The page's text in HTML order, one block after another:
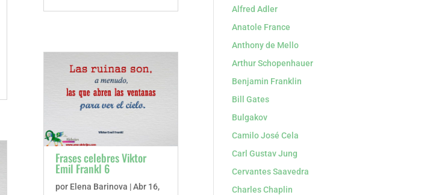
Frases celebres Viktor
Emil Frankl 6
por Elena Barinova |Abr 16,
Alfred Adler
Anatole France
Anthony de Mello
Arthur Schopenhauer
Benjamin Franklin
Bill Gates
Bulgakov
Camilo José Cela
Carl Gustav Jung
Cervantes Saavedra
Charles Chaplin